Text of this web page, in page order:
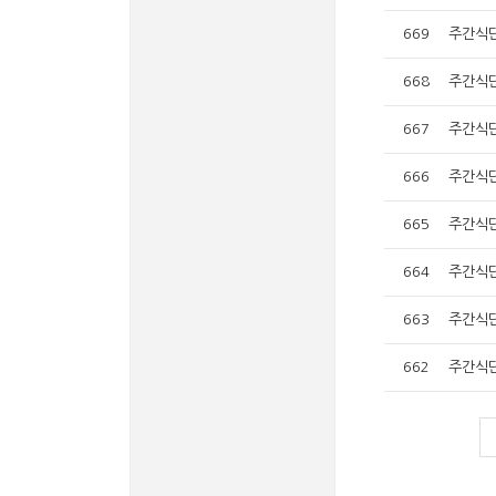
669 주간식
668 주간식
667 주간식
666 주간식
665 주간식
664 주간식
663 주간식
662 주간식